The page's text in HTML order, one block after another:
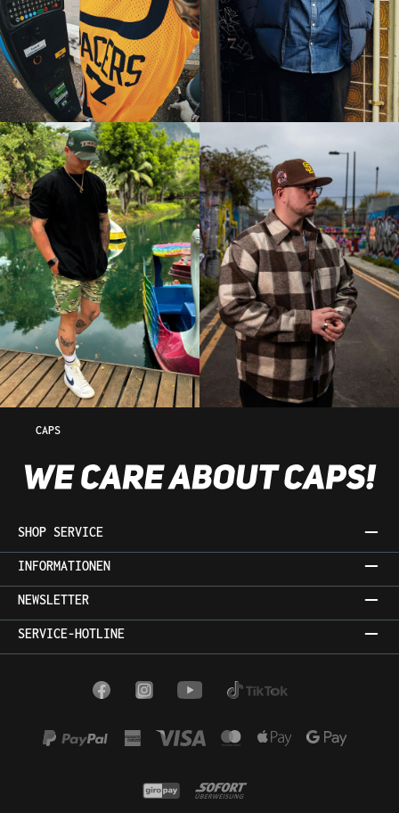
CAPS
SHOP SERVICE
INFORMATIONEN
NEWSLETTER
SERVICE-HOTLINE